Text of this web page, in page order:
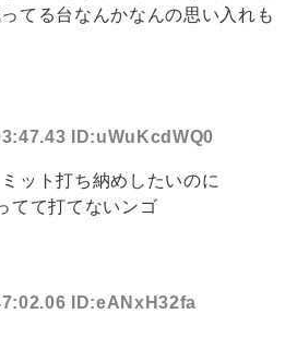
てる台なんかなんの思い入れも
ID:uWuKcdWQ0
ット打ち納めしたいのに
てて打てないンゴ
ID:eANxH32fa